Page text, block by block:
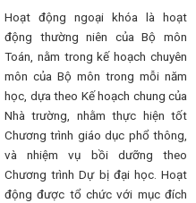
Hoạt động ngoại khóa là hoạt
động thường niên của Bộ môn
Toán, nằm trong kế hoạch chuyên
môn của Bộ môn trong mỗi năm
học, dựa theo Kế hoạch chung của
Nhà trường, nhằm thực hiện tốt
Chương trình giáo dục phổ thông,
và nhiệm vụ bồi dưỡng theo
Chương trình Dự bị đại học. Hoạt
động được tổ chức với mục đích